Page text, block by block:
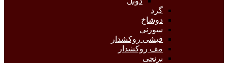
گرد
دوشاخ
سوزنی
فیشی روکشدار
مف روکشدار
برنجی